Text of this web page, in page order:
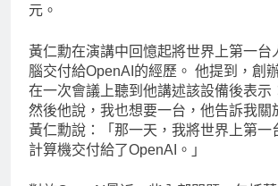
元。
黃仁勳在演講中回憶起將世界上第一台
腦交付給OpenAI的經歷。 他提到，創
在一次會議上聽到他講述該設備後表示
然後他說，我也想要一台，他告訴我關
黃仁勳說：「那一天，我將世界上第一
計算機交付給了OpenAI。」